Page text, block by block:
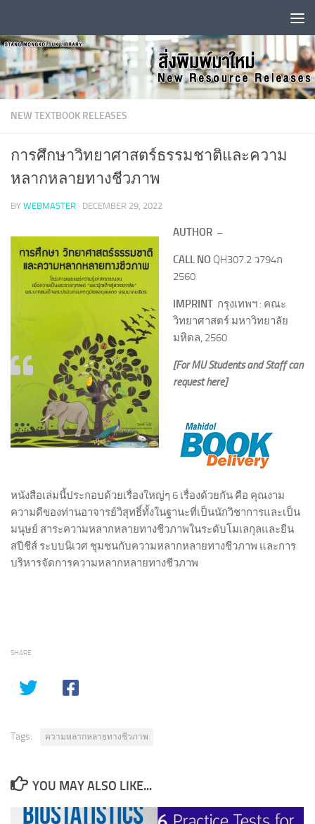
NEW TEXTBOOK RELEASES
การศึกษาวิทยาศาสตร์ธรรมชาติและความ
หลากหลายทางชีวภาพ
BY WEBMASTER · DECEMBER 29, 2022
AUTHOR –
CALL NO QH307.2 ว794ก
2560
IMPRINT กรุงเทพฯ : คณะ
วิทยาศาสตร์ มหาวิทยาลัย
มหิดล, 2560
[For MU Students and Staff can
request here]
หนังสือเล่มนี้ประกอบด้วยเรื่องใหญ่ๆ 6 เรื่องด้วยกัน คือ คุณงาม
ความดีของท่านอาจารย์วิสุทธิ์ทั้งในฐานะที่เป็นนักวิชาการและเป็น
มนุษย์ สาระความหลากหลายทางชีวภาพในระดับโมเลกุลและยีน
สปีชีส์ ระบบนิเวศ ชุมชนกับความหลากหลายทางชีวภาพ และการ
บริหารจัดการความหลากหลายทางชีวภาพ
SHARE
Tags: ความหลากหลายทางชีวภาพ
YOU MAY ALSO LIKE...